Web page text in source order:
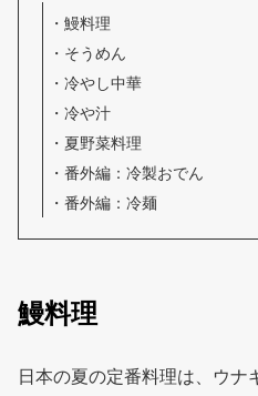
鰻料理
そうめん
冷やし中華
冷や汁
夏野菜料理
番外編：冷製おでん
番外編：冷麺
鰻料理
日本の夏の定番料理は、ウナ